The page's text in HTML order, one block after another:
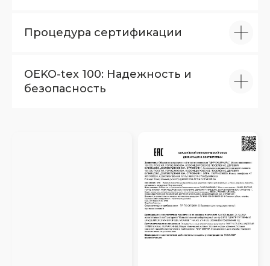
Процедура сертификации
OEKO-tex 100: Надежность и
безопасность